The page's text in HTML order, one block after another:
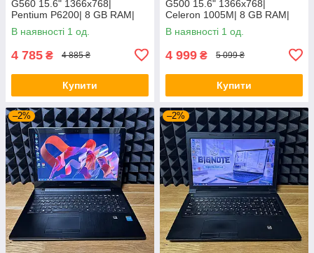
G560 15.6" 1366x768|
Pentium P6200| 8 GB RAM|
120 GB SSD| HD
В наявності 1 од.
4 785 ₴ 4 885 ₴
Купити
G500 15.6" 1366x768|
Celeron 1005M| 8 GB RAM|
128 GB SSD| HD
В наявності 1 од.
4 999 ₴ 5 099 ₴
Купити
–2% –2%